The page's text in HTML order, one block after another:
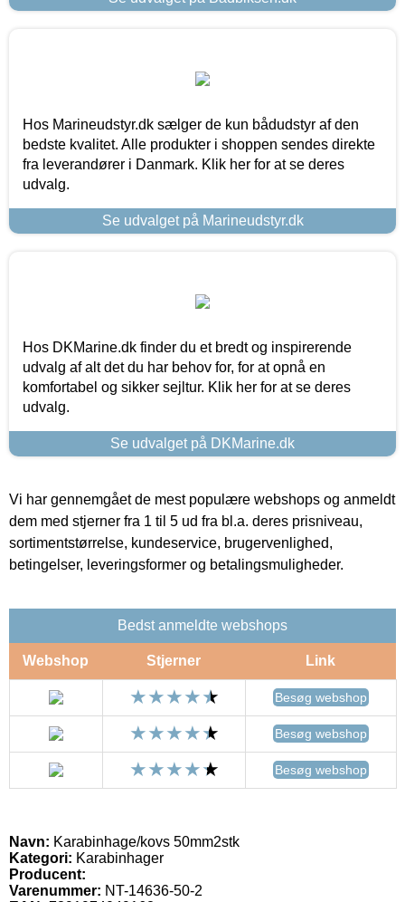
Hos Marineudstyr.dk sælger de kun bådudstyr af den
bedste kvalitet. Alle produkter i shoppen sendes direkte
fra leverandører i Danmark. Klik her for at se deres
udvalg.
Se udvalget på Marineudstyr.dk
Hos DKMarine.dk finder du et bredt og inspirerende
udvalg af alt det du har behov for, for at opnå en
komfortabel og sikker sejltur. Klik her for at se deres
udvalg.
Se udvalget på DKMarine.dk
Vi har gennemgået de mest populære webshops og anmeldt
dem med stjerner fra 1 til 5 ud fra bl.a. deres prisniveau,
sortimentstørrelse, kundeservice, brugervenlighed,
betingelser, leveringsformer og betalingsmuligheder.
Bedst anmeldte webshops
Webshop Stjerner Link
Besøg webshop
Besøg webshop
Besøg webshop
Navn: Karabinhage/kovs 50mm2stk
Kategori: Karabinhager
Producent:
Varenummer: NT-14636-50-2